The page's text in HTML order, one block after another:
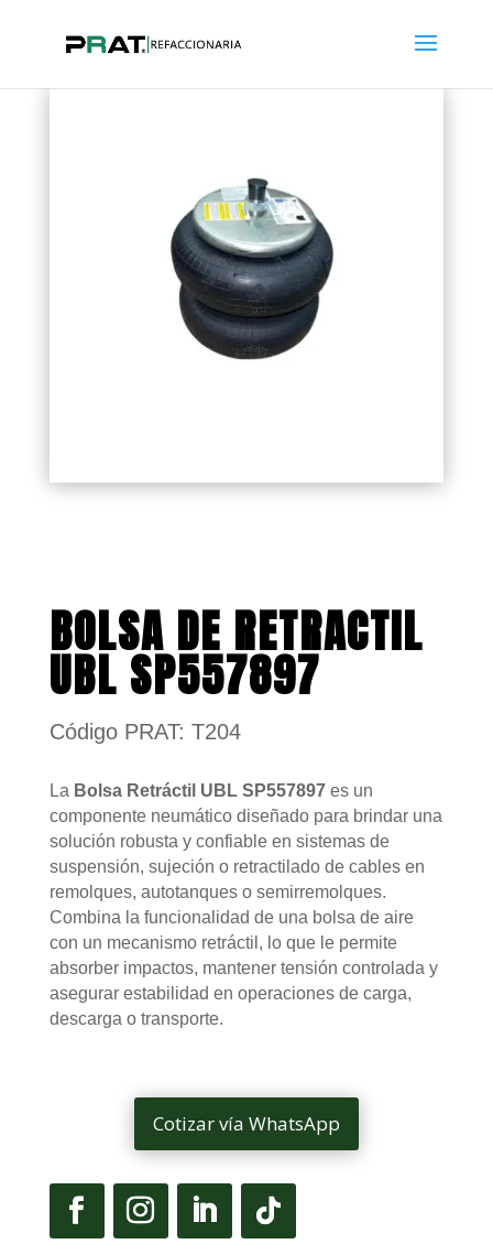
BOLSA DE RETRACTIL
UBL SP557897
Código PRAT: T204
La Bolsa Retráctil UBL SP557897es un
componente neumático diseñado para brindar una
solución robusta y confiable en sistemas de
suspensión, sujeción o retractilado de cables en
remolques, autotanques o semirremolques.
Combina la funcionalidad de una bolsa de aire
con un mecanismo retráctil, lo que le permite
absorber impactos, mantener tensión controlada y
asegurar estabilidad en operaciones de carga,
descarga o transporte.
Cotizar vía WhatsApp